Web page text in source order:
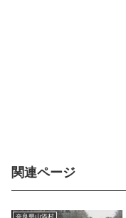
関連ページ